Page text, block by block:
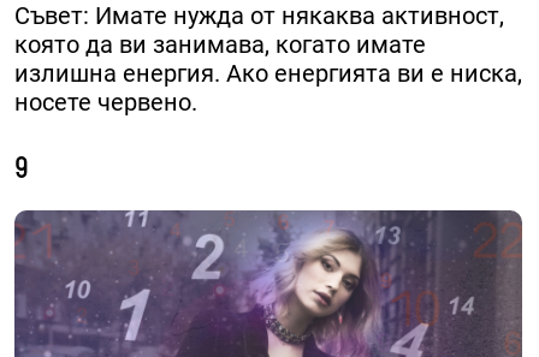
Съвет: Имате нужда от някаква активност,
която да ви занимава, когато имате
излишна енергия. Ако енергията ви е ниска,
носете червено.
9